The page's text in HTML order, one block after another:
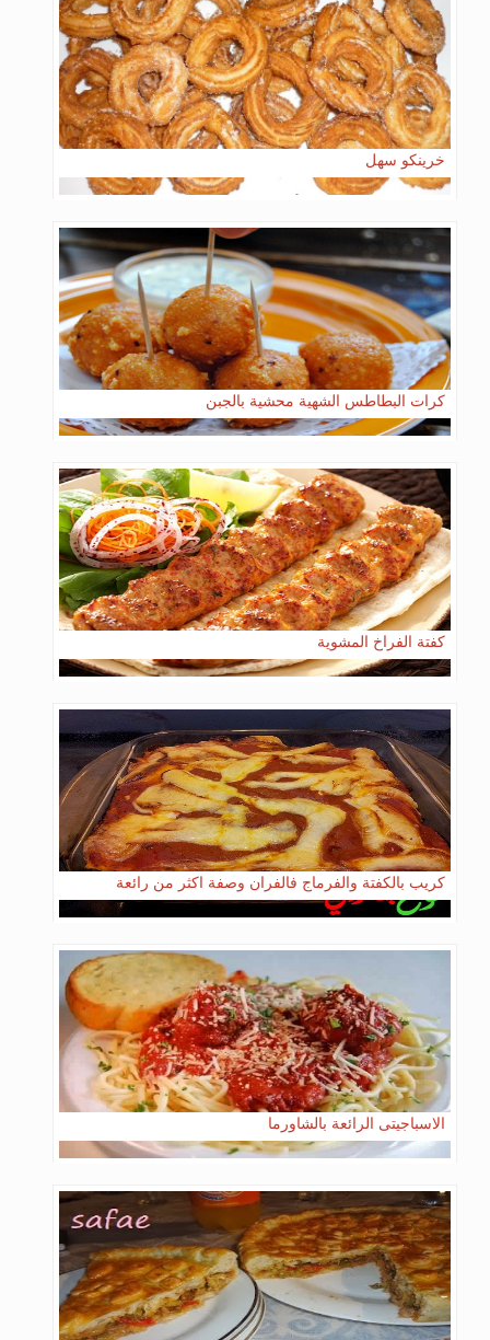
خرينكو سهل
كرات البطاطس الشهية محشية بالجبن
كفتة الفراخ المشوية
كريب بالكفتة والفرماج فالفران وصفة اكثر من رائعة
الاسباجيتى الرائعة بالشاورما